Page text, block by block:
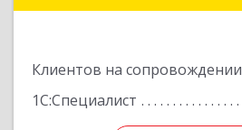
Клиентов на сопровождении
1С:Специалист